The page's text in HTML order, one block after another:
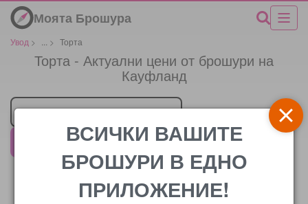
Моята Брошура
Увод > > Торта
Торта - Актуални цени от брошури на
Кауфланд
Търговец
КауфландВСИЧКИ ВАШИТЕ
БРОШУРИ В ЕДНО
ПРИЛОЖЕНИЕ!